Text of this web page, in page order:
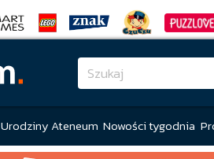
Urodziny Ateneum Nowości tygodnia